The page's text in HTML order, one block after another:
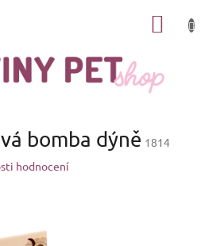
bomba dýně 1814
hodnocení